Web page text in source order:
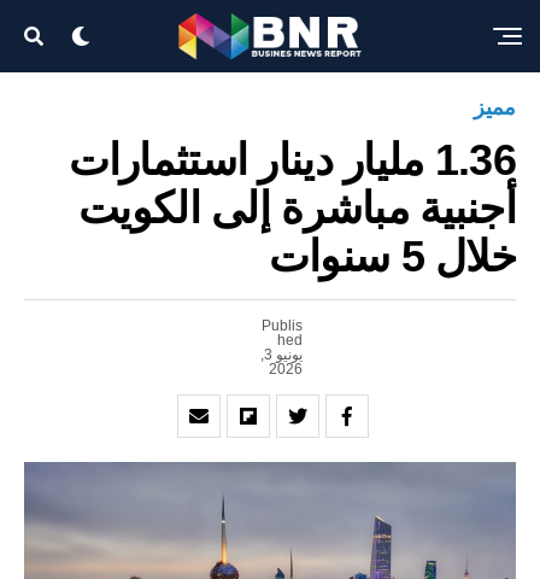
مميز
1.36 مليار دينار استثمارات
أجنبية مباشرة إلى الكويت
خلال 5 سنوات
Publis
hed
يونيو 3,
2026
Exit mobile version